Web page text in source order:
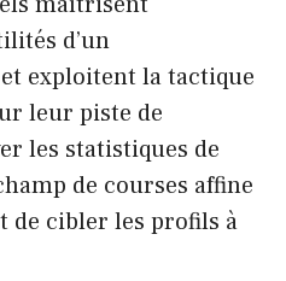
d’un
exploitent la tactique
leur piste de
les statistiques de
de courses affine
de cibler les profils à